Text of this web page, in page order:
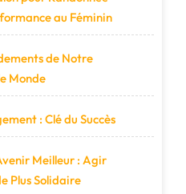
au Féminin
de Notre
Monde
: Clé du Succès
Meilleur : Agir
Plus Solidaire